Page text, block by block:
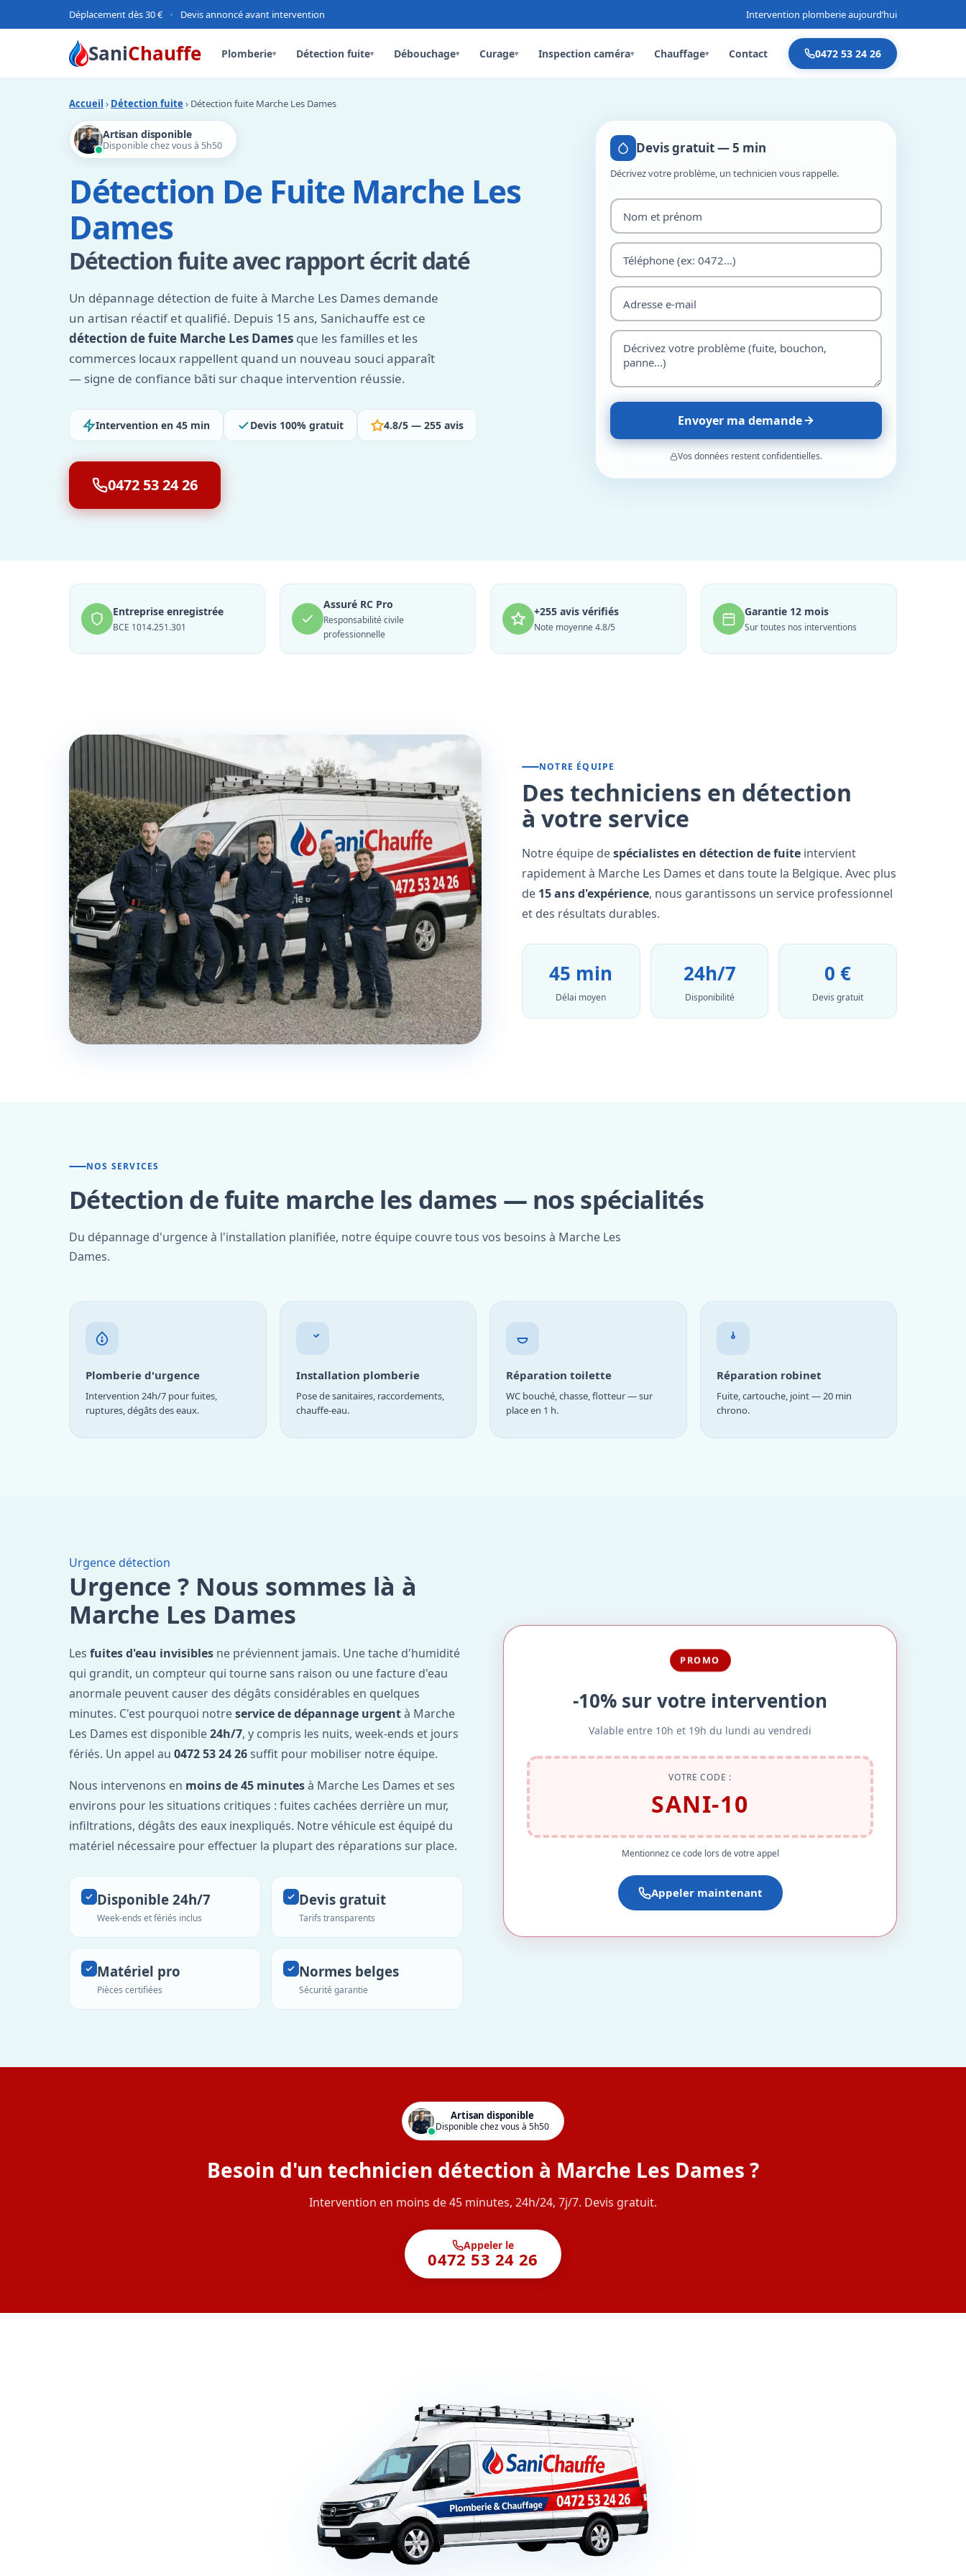
Déplacement dès 30 € • Devis annoncé avant intervention Intervention plomberie aujourd’hui
SaniChauffe Plomberie▾ Détection fuite▾ Débouchage▾ Curage▾ Inspection caméra▾ Chauffage▾ Contact 0472 53 24 26
Accueil › Détection fuite › Détection fuite Marche Les Dames
Artisan disponible
Disponible chez vous à 5h50
Détection De Fuite Marche Les
Dames
Détection fuite avec rapport écrit daté
Un dépannage détection de fuite à Marche Les Dames demande
un artisan réactif et qualifié. Depuis 15 ans, Sanichauffe est ce
détection de fuite Marche Les Dames que les familles et les
commerces locaux rappellent quand un nouveau souci apparaît
— signe de confiance bâti sur chaque intervention réussie.
Intervention en 45 min Devis 100% gratuit 4.8/5 — 255 avis
0472 53 24 26
Devis gratuit — 5 min
Décrivez votre problème, un technicien vous rappelle.
Envoyer ma demande
Vos données restent confidentielles.
Entreprise enregistrée
BCE 1014.251.301
Assuré RC Pro
Responsabilité civile
professionnelle
+255 avis vérifiés
Note moyenne 4.8/5
Garantie 12 mois
Sur toutes nos interventions
NOTRE ÉQUIPE
Des techniciens en détection
à votre service
Notre équipe despécialistes en détection de fuite intervient
rapidement à Marche Les Dames et dans toute la Belgique. Avec plus
de 15 ans d'expérience, nous garantissons un service professionnel
et des résultats durables.
45 min
Délai moyen
24h/7
Disponibilité
0 €
Devis gratuit
NOS SERVICES
Détection de fuite marche les dames — nos spécialités
Du dépannage d'urgence à l'installation planifiée, notre équipe couvre tous vos besoins à Marche Les
Dames.
Plomberie d'urgence
Intervention 24h/7 pour fuites,
ruptures, dégâts des eaux.
Installation plomberie
Pose de sanitaires, raccordements,
chauffe-eau.
Réparation toilette
WC bouché, chasse, flotteur — sur
place en 1 h.
Réparation robinet
Fuite, cartouche, joint — 20 min
chrono.
Urgence détection
Urgence ? Nous sommes là à
Marche Les Dames
Les fuites d'eau invisibles ne préviennent jamais. Une tache d'humidité
qui grandit, un compteur qui tourne sans raison ou une facture d'eau
anormale peuvent causer des dégâts considérables en quelques
minutes. C'est pourquoi notreservice de dépannage urgentà Marche
Les Dames est disponible24h/7, y compris les nuits, week-ends et jours
fériés. Un appel au 0472 53 24 26suffit pour mobiliser notre équipe.
Nous intervenons en moins de 45 minutesà Marche Les Dames et ses
environs pour les situations critiques : fuites cachées derrière un mur,
infiltrations, dégâts des eaux inexpliqués. Notre véhicule est équipé du
matériel nécessaire pour effectuer la plupart des réparations sur place.
Disponible 24h/7
Week-ends et fériés inclus
Devis gratuit
Tarifs transparents
Matériel pro
Pièces certifiées
Normes belges
Sécurité garantie
PROMO
-10% sur votre intervention
Valable entre 10h et 19h du lundi au vendredi
VOTRE CODE :
SANI-10
Mentionnez ce code lors de votre appel
Appeler maintenant
Artisan disponible
Disponible chez vous à 5h50
Besoin d'un technicien détection à Marche Les Dames ?
Intervention en moins de 45 minutes, 24h/24, 7j/7. Devis gratuit.
Appeler le
0472 53 24 26